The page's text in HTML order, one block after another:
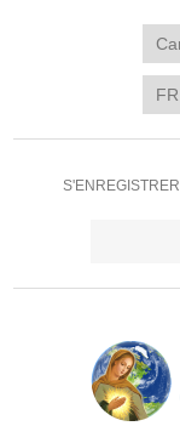
S'ENREGISTRER